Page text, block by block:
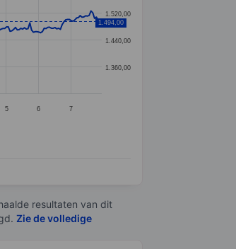
5 6 7
1.360,00
1.440,00
1.520,00
1.494,00
resultaten van dit
Zie de volledige